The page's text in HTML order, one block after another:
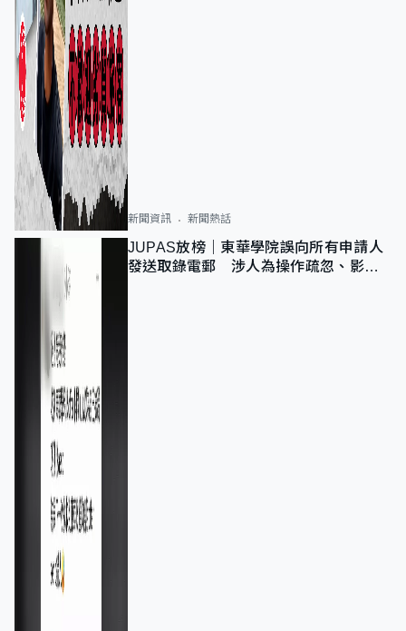
新聞資訊 新聞熱話
JUPAS放榜｜東華學院誤向所有申請人
發送取錄電郵 涉人為操作疏忽、影響